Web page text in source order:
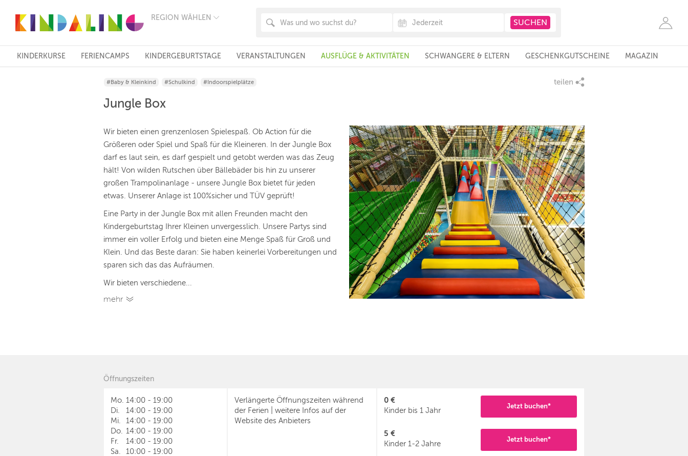
REGION WÄHLEN
FRANKFURT
KÖLN
STUTTGART
HANNOVER
NÜRNBERG
WIEN
ZÜRICH
ANDERE
KINDERKURSE FERIENCAMPS KINDERGEBURTSTAGE VERANSTALTUNGEN AUSFLÜGE & AKTIVITÄTEN SCHWANGERE & ELTERN GESCHENKGUTSCHEINE MAGAZIN
#Baby & Kleinkind #Schulkind #Indoorspielplätze teilen
Jungle Box
Wir bieten einen grenzenlosen Spielespaß. Ob Action für die
Größeren oder Spiel und Spaß für die Kleineren. In der Jungle Box
darf es laut sein, es darf gespielt und getobt werden was das Zeug
hält! Von wilden Rutschen über Bällebäder bis hin zu unserer
großen Trampolinanlage - unsere Jungle Box bietet für jeden
etwas. Unserer Anlage ist 100%sicher und TÜV geprüft!
Eine Party in der Jungle Box mit allen Freunden macht den
Kindergeburtstag Ihrer Kleinen unvergesslich. Unsere Partys sind
immer ein voller Erfolg und bieten eine Menge Spaß für Groß und
Klein. Und das Beste daran: Sie haben keinerlei Vorbereitungen und
sparen sich das das Aufräumen.
Wir bieten verschiedene...
mehr
Öffnungszeiten
Mo. 14:00 - 19:00
Di.
14:00 - 19:00
Mi.
14:00 - 19:00
Do.
14:00 - 19:00
Fr.
14:00 - 19:00
Sa.
10:00 - 19:00
Verlängerte Öffnungszeiten während
der Ferien | weitere Infos auf der
Website des Anbieters
0 €
Kinder bis 1 Jahr
Jetzt buchen*
5 €
Kinder 1-2 Jahre
Jetzt buchen*